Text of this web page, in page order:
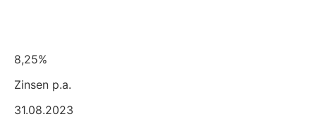
8,25%
Zinsen p.a.
31.08.2023